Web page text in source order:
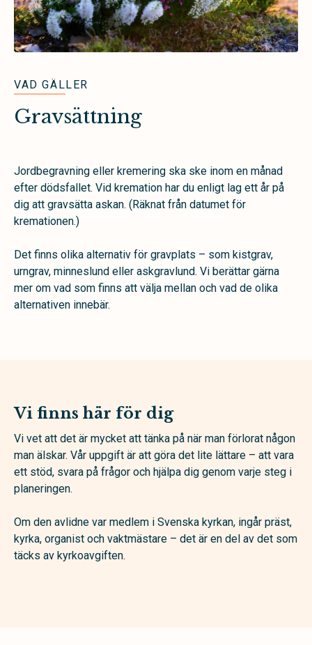
VAD GÄLLER
Gravsättning
Jordbegravning eller kremering ska ske inom en månad
efter dödsfallet. Vid kremation har du enligt lag ett år på
dig att gravsätta askan. (Räknat från datumet för
kremationen.)
Det finns olika alternativ för gravplats – som kistgrav,
urngrav, minneslund eller askgravlund. Vi berättar gärna
mer om vad som finns att välja mellan och vad de olika
alternativen innebär.
Vi finns här för dig
Vi vet att det är mycket att tänka på när man förlorat någon
man älskar. Vår uppgift är att göra det lite lättare – att vara
ett stöd, svara på frågor och hjälpa dig genom varje steg i
planeringen.
Om den avlidne var medlem i Svenska kyrkan, ingår präst,
kyrka, organist och vaktmästare – det är en del av det som
täcks av kyrkoavgiften.